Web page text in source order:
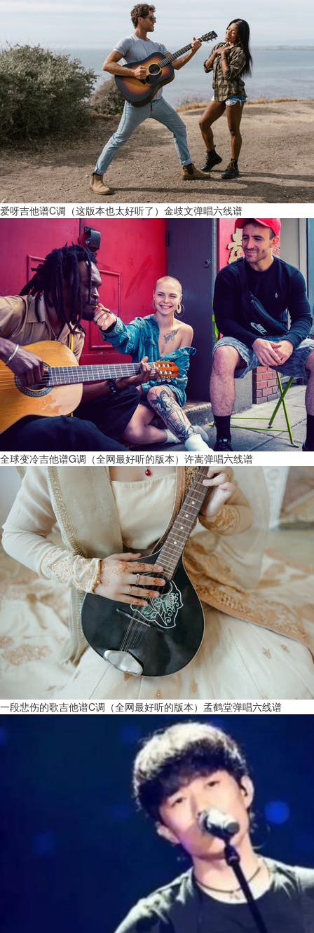
爱呀吉他谱C调（这版本也太好听了）金歧文弹唱六线谱
全球变冷吉他谱G调（全网最好听的版本）许嵩弹唱六线谱
一段悲伤的歌吉他谱C调（全网最好听的版本）孟鹤堂弹唱六线谱